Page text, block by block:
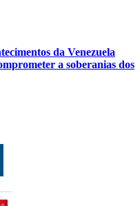
da Venezuela
a soberanias dos